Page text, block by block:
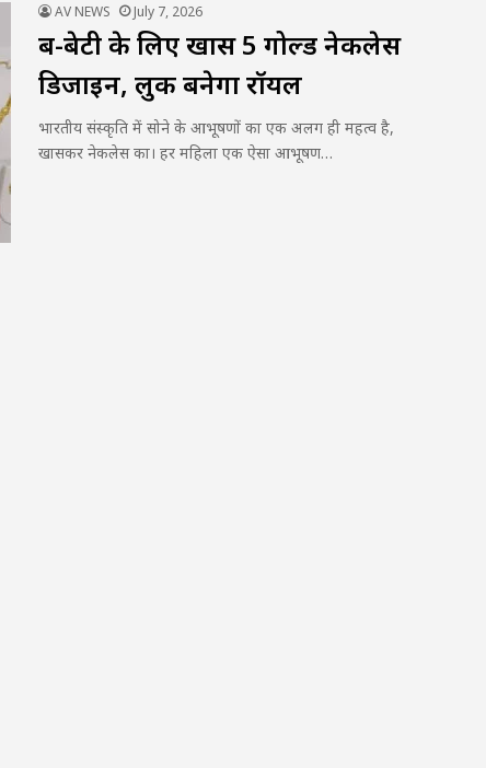
AV NEWS July 7, 2026
बहू-बेटी के लिए खास 5 गोल्ड नेकलेस
डिजाइन, लुक बनेगा रॉयल
भारतीय संस्कृति में सोने के आभूषणों का एक अलग ही महत्व है,
खासकर नेकलेस का। हर महिला एक ऐसा आभूषण…